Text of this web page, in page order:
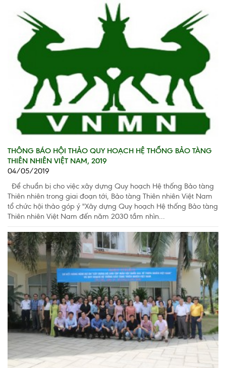
THÔNG BÁO HỘI THẢO QUY HOẠCH HỆ THỐNG BẢO TÀNG
THIÊN NHIÊN VIỆT NAM, 2019
04/05/2019
Để chuẩn bị cho việc xây dựng Quy hoạch Hệ thống Bảo tàng
Thiên nhiên trong giai đoạn tới, Bảo tàng Thiên nhiên Việt Nam
tổ chức hội thảo góp ý "Xây dựng Quy hoạch Hệ thống Bảo tàng
Thiên nhiên Việt Nam đến năm 2030 tầm nhìn...